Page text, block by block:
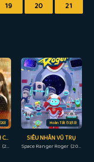
19 20
21
YÊU EM KHÔNG NÓI CŨNG HIỂU
Love You Self-evident (2023)
Hoàn Tất (13/13)
SIÊU NHÂN VŨ TRỤ
Space Ranger Roger (2017)